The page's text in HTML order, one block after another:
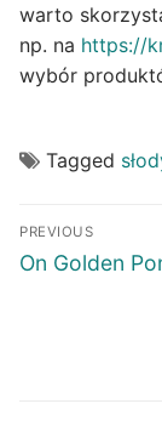
warto
np. na https://
wybór
Tagged
Post
navigation
PREVIOUS
Previous
On Golden